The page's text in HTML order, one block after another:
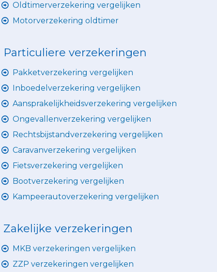
Oldtimerverzekering vergelijken
Motorverzekering oldtimer
Particuliere verzekeringen
Pakketverzekering vergelijken
Inboedelverzekering vergelijken
Aansprakelijkheidsverzekering vergelijken
Ongevallenverzekering vergelijken
Rechtsbijstandverzekering vergelijken
Caravanverzekering vergelijken
Fietsverzekering vergelijken
Bootverzekering vergelijken
Kampeerautoverzekering vergelijken
Zakelijke verzekeringen
MKB verzekeringen vergelijken
ZZP verzekeringen vergelijken